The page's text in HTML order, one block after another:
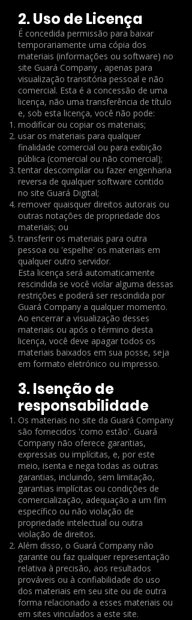
2. Uso de Licença
É concedida permissão para baixar
temporariamente uma cópia dos
materiais (informações ou software) no
site Guará Company , apenas para
visualização transitória pessoal e não
comercial. Esta é a concessão de uma
licença, não uma transferência de título
e, sob esta licença, você não pode:
modificar ou copiar os materiais;
usar os materiais para qualquer
finalidade comercial ou para exibição
pública (comercial ou não comercial);
tentar descompilar ou fazer engenharia
reversa de qualquer software contido
no site Guará Digital;
remover quaisquer direitos autorais ou
outras notações de propriedade dos
materiais; ou
transferir os materiais para outra
pessoa ou 'espelhe' os materiais em
qualquer outro servidor.
Esta licença será automaticamente
rescindida se você violar alguma dessas
restrições e poderá ser rescindida por
Guará Company a qualquer momento.
Ao encerrar a visualização desses
materiais ou após o término desta
licença, você deve apagar todos os
materiais baixados em sua posse, seja
em formato eletrónico ou impresso.
3. Isenção de
responsabilidade
Os materiais no site da Guará Company
são fornecidos 'como estão'. Guará
Company não oferece garantias,
expressas ou implícitas, e, por este
meio, isenta e nega todas as outras
garantias, incluindo, sem limitação,
garantias implícitas ou condições de
comercialização, adequação a um fim
específico ou não violação de
propriedade intelectual ou outra
violação de direitos.
Além disso, o Guará Company não
garante ou faz qualquer representação
relativa à precisão, aos resultados
prováveis ​​ou à confiabilidade do uso
dos materiais em seu site ou de outra
forma relacionado a esses materiais ou
em sites vinculados a este site.